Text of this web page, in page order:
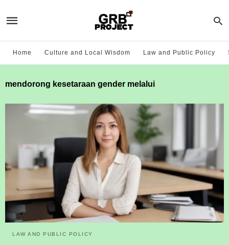
Home Culture and Local Wisdom Law and Public Policy
mendorong kesetaraan gender melalui
LAW AND PUBLIC POLICY